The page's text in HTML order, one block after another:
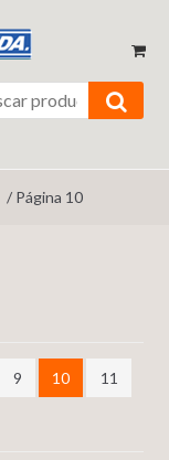
/ Página 10
9 10 11